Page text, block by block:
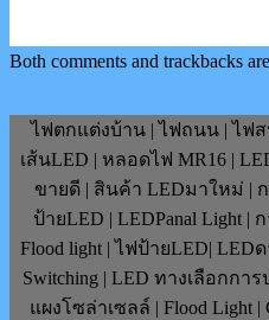
Both comments and trackbacks
ไฟตกแต่งบ้าน | ไฟถนน | ไฟ
เส้นLED | หลอดไฟ MR16 |
ขายดี | สินค้า LEDมาใหม่ |
ป้ายLED | LEDPanal Light |
Flood light | ไฟป้ายLED| LED
Switching | LED ทางเลือกกา
แผงโซล่าเซลล์ | Flood Light |